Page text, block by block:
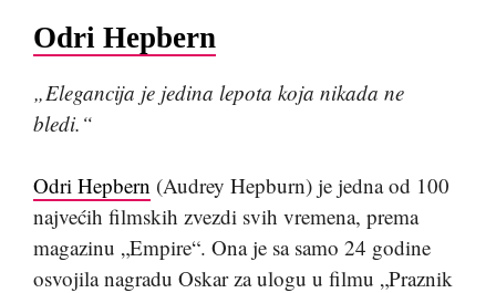
Odri Hepbern
„Elegancija je jedina lepota koja nikada ne
bledi.“
Odri Hepbern (Audrey Hepburn) je jedna od 100
najvećih filmskih zvezdi svih vremena, prema
magazinu „Empire“. Ona je sa samo 24 godine
osvojila nagradu Oskar za ulogu u filmu „Praznik